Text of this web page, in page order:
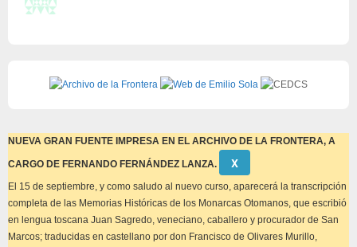
NUEVA GRAN FUENTE IMPRESA EN EL ARCHIVO DE LA FRONTERA, A
CARGO DE FERNANDO FERNÁNDEZ LANZA. Descartar
este
aviso
Χ
El 15 de septiembre, y como saludo al nuevo curso, aparecerá la transcripción
completa de las Memorias Históricas de los Monarcas Otomanos, que escribió
en lengua toscana Juan Sagredo, veneciano, caballero y procurador de San
Marcos; traducidas en castellano por don Francisco de Olivares Murillo,